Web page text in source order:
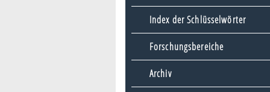
Index der Schlüsselwörter
Forschungsbereiche
Archiv